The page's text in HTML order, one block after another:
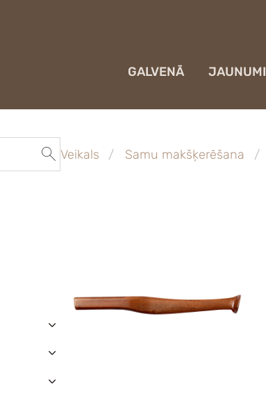
GALVENĀ JAUNUMI
›
›
›
Veikals Samu makšķerēšana